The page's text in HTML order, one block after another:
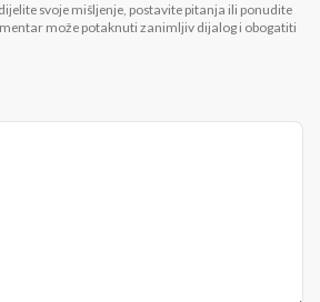
svoje mišljenje, postavite pitanja ili ponudite
može potaknuti zanimljiv dijalog i obogatiti